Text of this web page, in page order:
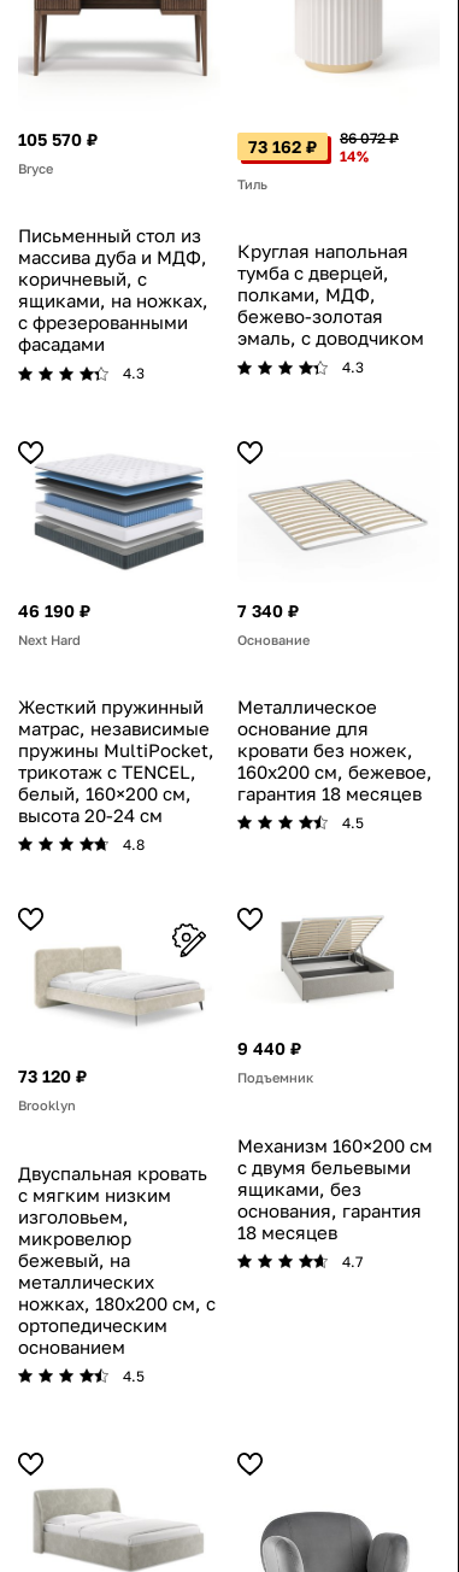
105 570 ₽
Bryce
Письменный стол из
массива дуба и МДФ,
коричневый, с
ящиками, на ножках,
с фрезерованными
фасадами
4.3
73 162 ₽
86 072 ₽
14%
Тиль
Круглая напольная
тумба с дверцей,
полками, МДФ,
бежево-золотая
эмаль, с доводчиком
4.3
46 190 ₽
Next Hard
Жесткий пружинный
матрас, независимые
пружины MultiPocket,
трикотаж с TENCEL,
белый, 160×200 см,
высота 20-24 см
4.8
7 340 ₽
Основание
Металлическое
основание для
кровати без ножек,
160х200 см, бежевое,
гарантия 18 месяцев
4.5
73 120 ₽
Brooklyn
Двуспальная кровать
с мягким низким
изголовьем,
микровелюр
бежевый, на
металлических
ножках, 180х200 см, с
ортопедическим
основанием
4.5
9 440 ₽
Подъемник
Механизм 160×200 см
с двумя бельевыми
ящиками, без
основания, гарантия
18 месяцев
4.7